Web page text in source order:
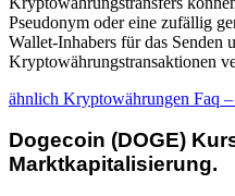
Pseudonym oder eine zufällig
Wallet-Inhabers für das Senden
Kryptowährungstransaktionen
ähnlich Kryptowährungen Faq
Dogecoin (DOGE)
Marktkapitalisierung.